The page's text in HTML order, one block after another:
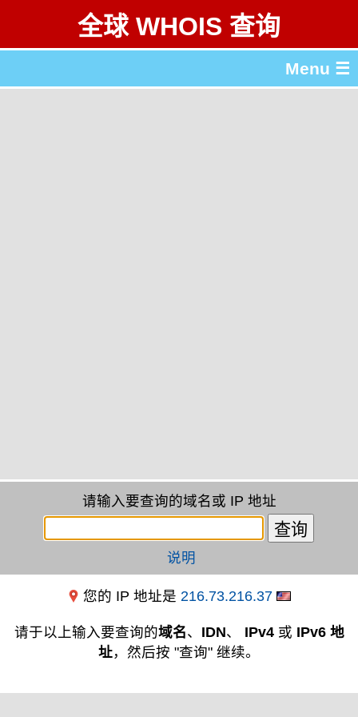
全球 WHOIS 查询
Menu ☰
请输入要查询的域名或 IP 地址
说明
您的 IP 地址是 216.73.216.37
请于以上输入要查询的域名、 IDN、 IPv4或 IPv6 地
址，然后按 "查询" 继续。